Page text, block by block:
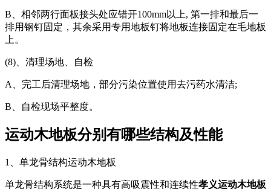
B、相邻两行面板接头处应错开100mm以上, 第一排和最后一
排用钢钉固定，其余采用专用地板钉将地板连接固定在毛地板
上。
(8)、清理场地、自检
A、完工后清理场地，部分污染位置使用去污药水清洁;
B、自检现场平整度。
运动木地板分别有哪些结构及性能
1、单龙骨结构运动木地板
单龙骨结构系统是一种具有高吸震性和连续性孝义运动木地板